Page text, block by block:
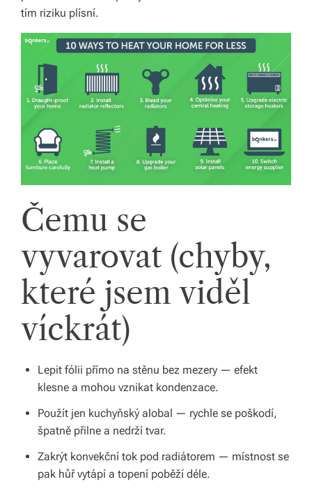
tím riziku plísní.
Čemu se
vyvarovat (chyby,
které jsem viděl
víckrát)
Lepit fólii přímo na stěnu bez mezery — efekt
klesne a mohou vznikat kondenzace.
Použít jen kuchyňský alobal — rychle se poškodí,
špatně přilne a nedrží tvar.
Zakrýt konvekční tok pod radiátorem — místnost se
pak hůř vytápí a topení poběží déle.